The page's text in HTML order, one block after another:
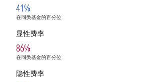
41%
在同类基金的百分位
显性费率
86%
在同类基金的百分位
隐性费率